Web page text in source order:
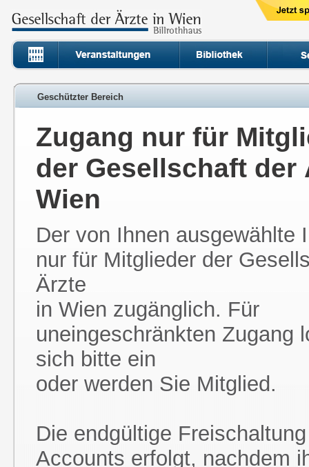
Geschützter Bereich
Zugang nur für
der Gesellschaft der
Wien
Der von Ihnen ausgewählte
nur für Mitglieder der
Ärzte
in Wien zugänglich. Für
uneingeschränkten Zugang
sich bitte ein
oder werden Sie Mitglied.
Die endgültige
Accounts erfolgt, nachdem